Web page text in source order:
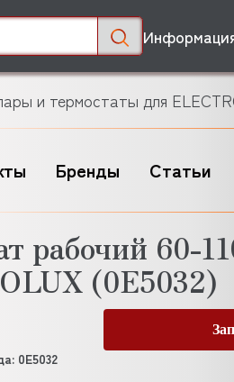
и термостаты для
Бренды Статьи
рабочий 60-
(0Е5032)
0Е5032